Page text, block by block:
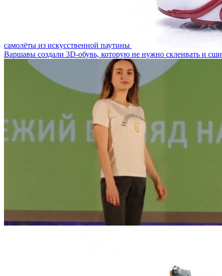
самолёты из искусственной паутины
Варшавы создали 3D-обувь, которую не нужно склеивать и